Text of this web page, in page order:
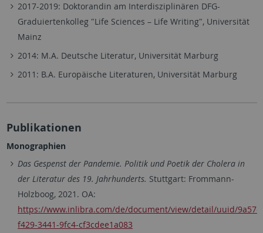
2017-2019: Doktorandin am Interdisziplinären DFG-
Graduiertenkolleg "Life Sciences – Life Writing", Universität
Mainz
2014: M.A. Deutsche Literatur, Universität Marburg
2011: B.A. Europäische Literaturen, Universität Marburg
Publikationen
Monographien
Das Gespenst der Pandemie. Politik und Poetik der Cholera in
der Literatur des 19. Jahrhunderts. Stuttgart: Frommann-
Holzboog, 2021. OA:
https://www.inlibra.com/de/document/view/detail/uuid/
f429-3441-9fc4-cf3cdee1a083